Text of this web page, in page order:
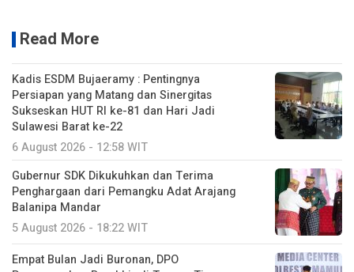
Read More
Kadis ESDM Bujaeramy : Pentingnya
Persiapan yang Matang dan Sinergitas
Sukseskan HUT RI ke-81 dan Hari Jadi
Sulawesi Barat ke-22
6 August 2026 - 12:58 WIT
Gubernur SDK Dikukuhkan dan Terima
Penghargaan dari Pemangku Adat Arajang
Balanipa Mandar
5 August 2026 - 18:22 WIT
Empat Bulan Jadi Buronan, DPO